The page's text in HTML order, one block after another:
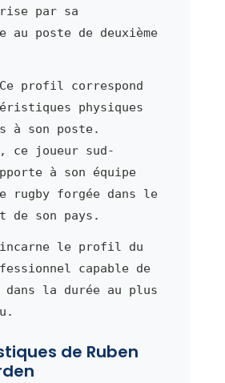
par sa
au poste de deuxième
profil correspond
physiques
à son poste.
ce joueur sud-
à son équipe
rugby forgée dans le
de son pays.
le profil du
capable de
la durée au plus
de Ruben